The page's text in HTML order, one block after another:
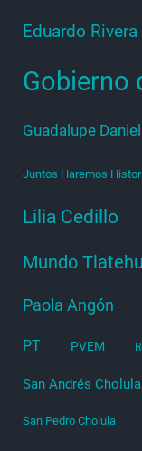
Eduardo Rivera
Gobierno
Guadalupe
Juntos Haremos
Lilia Cedillo
Mundo
Paola Angón
PT PVEM
San Andrés Cholula
San Pedro Cholula